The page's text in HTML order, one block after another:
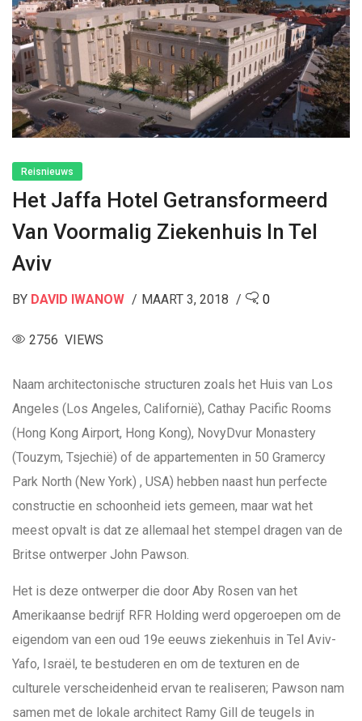
Reisnieuws
Het Jaffa Hotel Getransformeerd
Van Voormalig Ziekenhuis In Tel
Aviv
BY DAVID IWANOW MAART 3, 2018 0
2756 VIEWS
Naam architectonische structuren zoals het Huis van Los
Angeles (Los Angeles, Californië), Cathay Pacific Rooms
(Hong Kong Airport, Hong Kong), NovyDvur Monastery
(Touzym, Tsjechië) of de appartementen in 50 Gramercy
Park North (New York) , USA) hebben naast hun perfecte
constructie en schoonheid iets gemeen, maar wat het
meest opvalt is dat ze allemaal het stempel dragen van de
Britse ontwerper John Pawson.
Het is deze ontwerper die door Aby Rosen van het
Amerikaanse bedrijf RFR Holding werd opgeroepen om de
eigendom van een oud 19e eeuws ziekenhuis in Tel Aviv-
Yafo, Israël, te bestuderen en om de texturen en de
culturele verscheidenheid ervan te realiseren; Pawson nam
samen met de lokale architect Ramy Gill de teugels in